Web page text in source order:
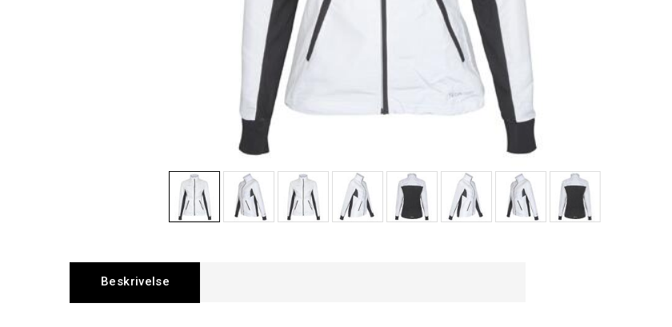
Beskrivelse